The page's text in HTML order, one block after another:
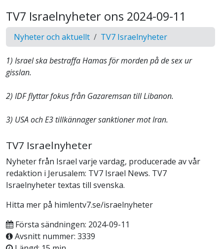
TV7 Israelnyheter ons 2024-09-11
Nyheter och aktuellt TV7 Israelnyheter
1) Israel ska bestraffa Hamas för morden på de sex ur
gisslan.
2) IDF flyttar fokus från Gazaremsan till Libanon.
3) USA och E3 tillkännager sanktioner mot Iran.
TV7 Israelnyheter
Nyheter från Israel varje vardag, producerade av vår
redaktion i Jerusalem: TV7 Israel News. TV7
Israelnyheter textas till svenska.
Hitta mer på himlentv7.se/israelnyheter
Första sändningen: 2024-09-11
Avsnitt nummer: 3339